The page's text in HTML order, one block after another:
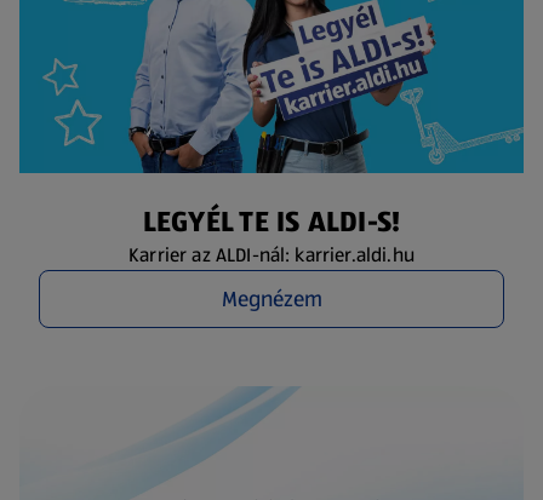
LEGYÉL TE IS ALDI-S!
Karrier az ALDI-nál: karrier.aldi.hu
Megnézem